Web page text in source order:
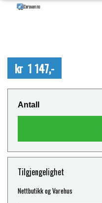
kr 1 147,-
Antall
Tilgjengelighet
Nettbutikk og Varehus